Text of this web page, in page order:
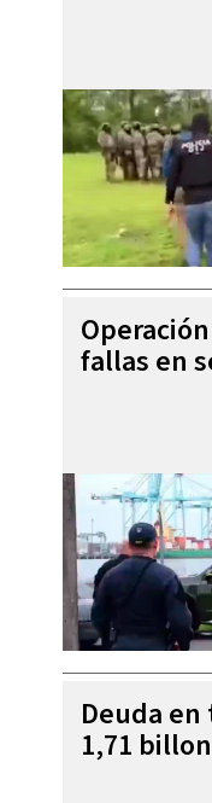
fallas en
Deuda
1,71